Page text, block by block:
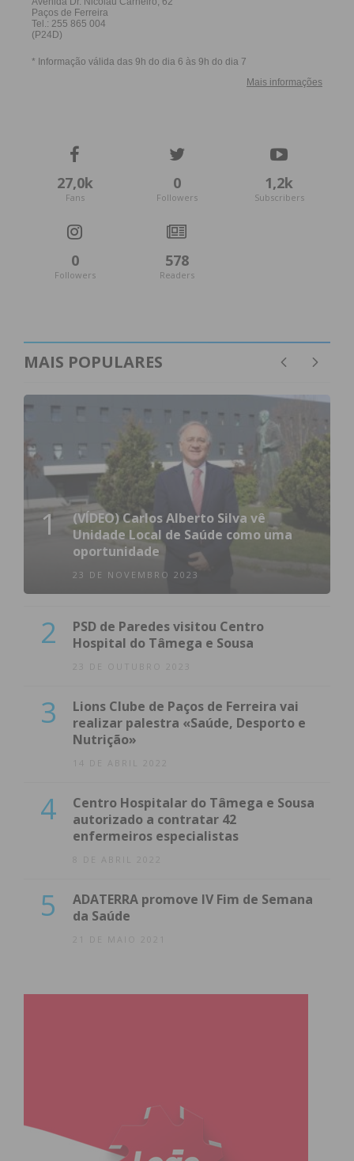
27,0k
Fans
0
Followers
1,2k
Subscribers
0
Followers
578
Readers
MAIS POPULARES
1
(VÍDEO) Carlos Alberto Silva vê
Unidade Local de Saúde como uma
oportunidade
23 DE NOVEMBRO 2023
2
PSD de Paredes visitou Centro
Hospital do Tâmega e Sousa
23 DE OUTUBRO 2023
3
Lions Clube de Paços de Ferreira vai
realizar palestra «Saúde, Desporto e
Nutrição»
14 DE ABRIL 2022
4
Centro Hospitalar do Tâmega e Sousa
autorizado a contratar 42
enfermeiros especialistas
8 DE ABRIL 2022
5
ADATERRA promove IV Fim de Semana
da Saúde
21 DE MAIO 2021